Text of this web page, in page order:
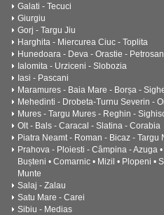
Galati - Tecuci
Giurgiu
Gorj - Targu Jiu
Harghita - Miercurea Ciuc - Toplita
Hunedoara - Deva - Orastie -
Ialomita - Urziceni - Slobozia
Iasi - Pascani
Maramures - Baia Mare - Borșa -
Mehedinti - Drobeta-Turnu Severin -
Mures - Targu Mures - Reghin -
Olt - Bals - Caracal - Slatina - Corabia
Piatra Neamt - Roman - Bicaz - Targu
Prahova - Ploiesti - Câmpina - Azuga
Bușteni • Comarnic • Mizil • Plopeni •
Munte
Salaj - Zalau
Satu Mare - Carei
Sibiu - Medias